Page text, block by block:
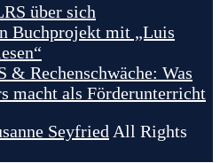
über sich
Buchprojekt mit „Luis
& Rechenschwäche: Was
macht als Förderunterricht
Seyfried All Rights